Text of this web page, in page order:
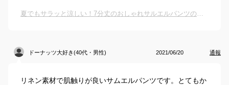
夏でもサラッと涼しい！7分丈のおしゃれサルエルパンツのおすすめは？
ドーナッツ大好き(40代・男性) 2021/06/20 通報
リネン素材で肌触りが良いサムエルパンツです。とてもか